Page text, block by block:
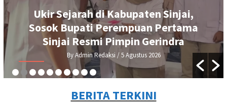
Ukir Sejarah di Kabupaten Sinjai,
Sosok Bupati Perempuan Pertama
Sinjai Resmi Pimpin Gerindra
By Admin Redaksi / 5 Agustus 2026
BERITA TERKINI